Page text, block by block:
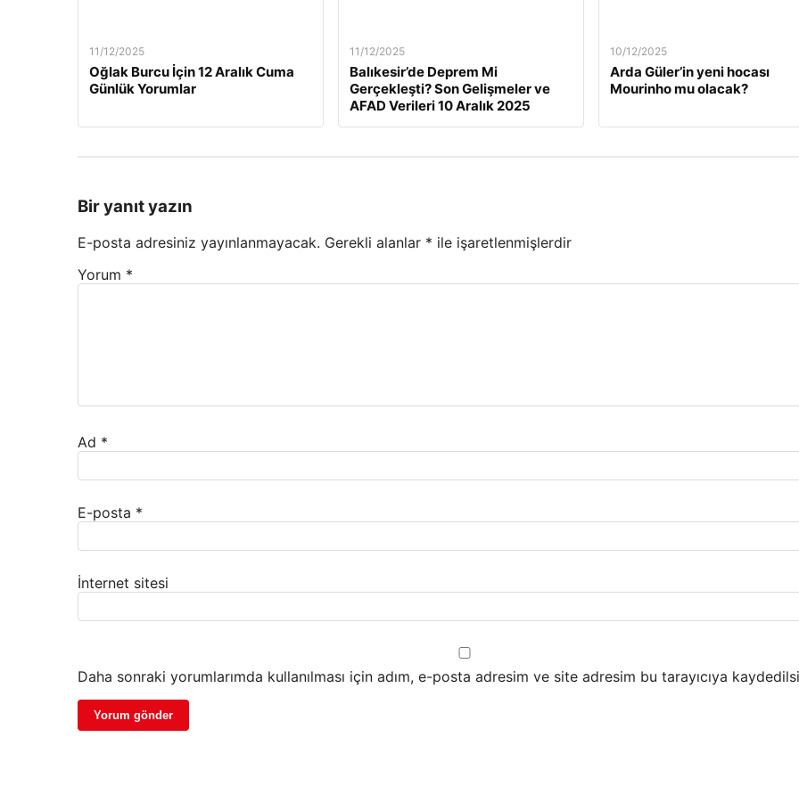
11/12/2025
Oğlak Burcu İçin 12 Aralık Cuma
Günlük Yorumlar
11/12/2025
Balıkesir’de Deprem Mi
Gerçekleşti? Son Gelişmeler ve
AFAD Verileri 10 Aralık 2025
10/12/2025
Arda Güler’in yeni hocası
Mourinho mu olacak?
Bir yanıt yazın
E-posta adresiniz yayınlanmayacak. Gerekli alanlar * ile işaretlenmişlerdir
Yorum *
Ad *
E-posta *
İnternet sitesi
Daha sonraki yorumlarımda kullanılması için adım, e-posta adresim ve site adresim bu tarayıcıya